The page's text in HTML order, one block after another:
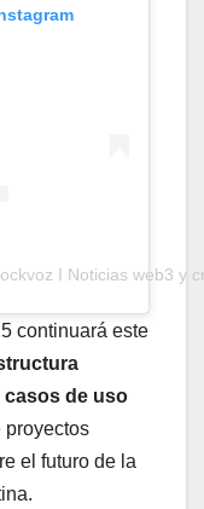
I Noticias web3 y
continuará este
de uso
proyectos
el futuro de la